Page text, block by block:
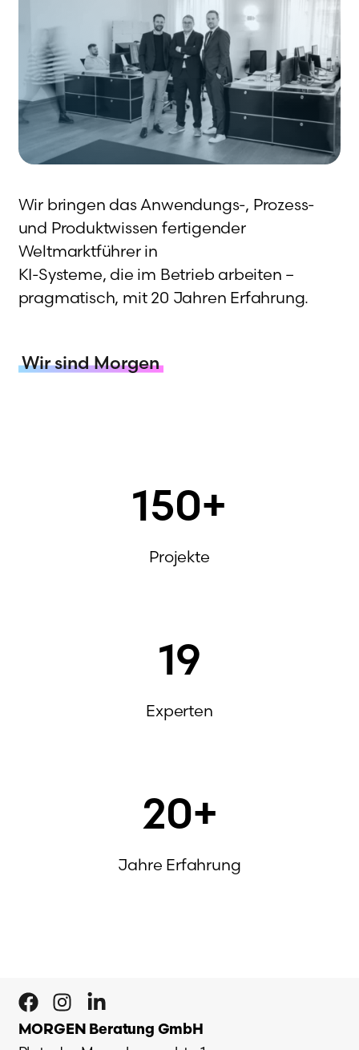
Wir bringen das Anwendungs-, Prozess-
und Produktwissen fertigender
Weltmarktführer in
KI-Systeme, die im Betrieb arbeiten –
pragmatisch, mit 20 Jahren Erfahrung.
Wir sind Morgen
150+
Projekte
19
Experten
20+
Jahre Erfahrung
MORGEN Beratung GmbH